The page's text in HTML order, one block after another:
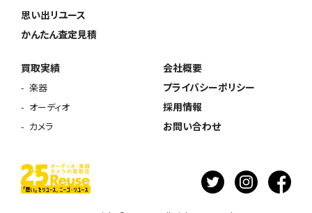
思い出リユース
かんたん査定見積
買取実績
楽器
オーディオ
カメラ
会社概要
プライバシーポリシー
採用情報
お問い合わせ